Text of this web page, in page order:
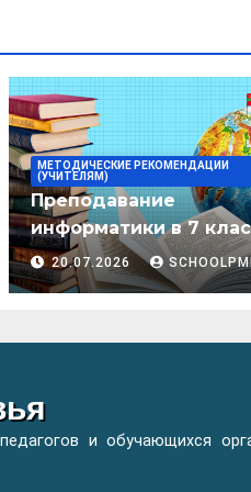
МЕТОДИЧЕСКИЕ РЕКОМЕНДАЦИИ
(УЧИТЕЛЯМ)
Преподавание
информатики в 7
методическое
20.07.2026
и обучающихся